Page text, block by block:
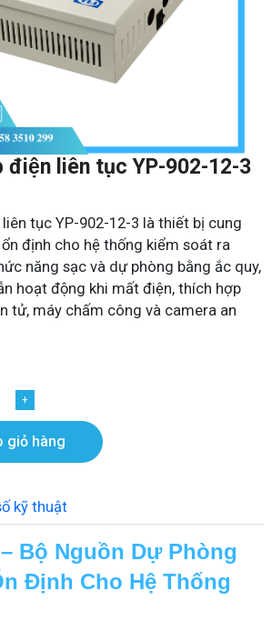
điện liên tục YP-902-12-3
tục YP-902-12-3 là thiết bị cung
ổn định cho hệ thống kiểm soát ra
năng sạc và dự phòng bằng ắc quy,
hoạt động khi mất điện, thích hợp
tử, máy chấm công và camera an
+
giỏ hàng
kỹ thuật
– Bộ Nguồn Dự Phòng
Định Cho Hệ Thống